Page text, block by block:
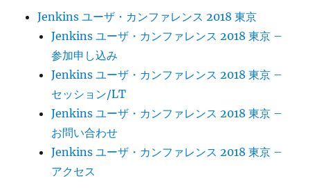
せ
ゲ
Jenkins ユーザ・カンファレンス 2018 東京
Jenkins ユーザ・カンファレンス 2018 東京 –
参加申し込み
Jenkins ユーザ・カンファレンス 2018 東京 –
セッション/LT
Jenkins ユーザ・カンファレンス 2018 東京 –
お問い合わせ
Jenkins ユーザ・カンファレンス 2018 東京 –
アクセス